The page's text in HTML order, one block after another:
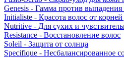
Genesis - Гамма против выпадения
Initialiste - Красота волос от
Nutritive - Для сухих и
Resistance - Восстановление волос
Soleil - Защита от солнца
Specifique - Несбалансированное